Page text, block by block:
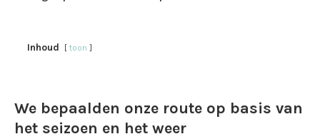
Inhoud toon
We bepaalden onze route op basis van
het seizoen en het weer